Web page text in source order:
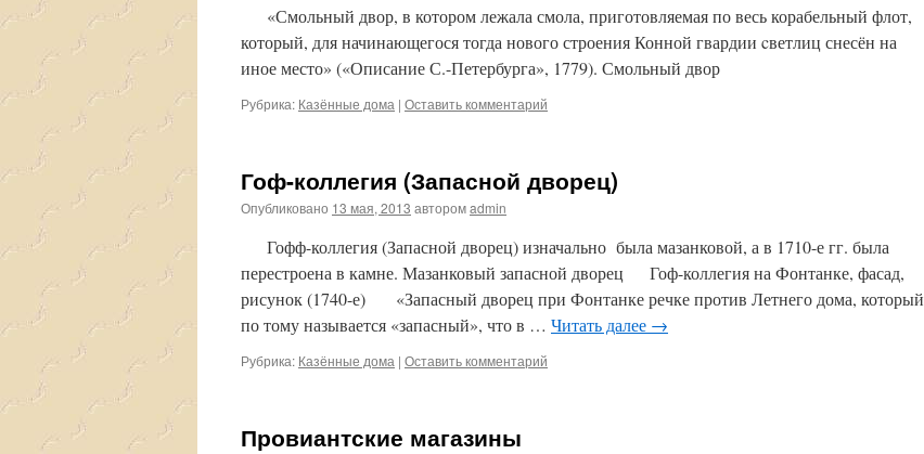
«Смольный двор, в котором лежала смола, приго­товляемая по весь корабельный флот,
который, для начинающегося тогда нового строения Конной гвардии cветлиц снесён на
иное место» («Описание С.-Петербурга», 1779). Смольный двор
Рубрика: Казённые дома | Оставить комментарий
Гоф-коллегия (Запасной дворец)
Опубликовано 13 мая, 2013 авторомadmin
Гофф-коллегия (Запасной дворец) изначально была мазанковой, а в 1710-е гг. была
перестроена в камне. Мазанковый запасной дворец Гоф-коллегия на Фонтанке, фасад,
рисунок (1740-е) «Запасный дворец при Фонтанке речке против Летнего дома, который
по тому называется «запасный», что в … Читать далее →
Рубрика: Казённые дома | Оставить комментарий
Провиантские магазины